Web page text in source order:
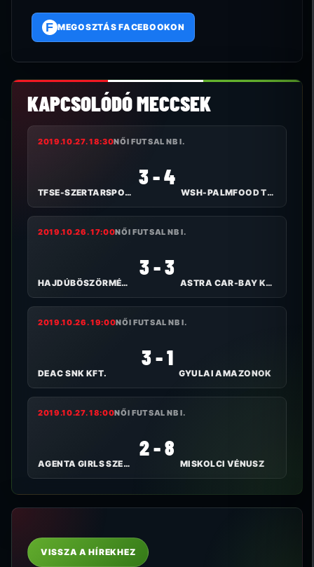
F MEGOSZTÁS FACEBOOKON
KAPCSOLÓDÓ MECCSEK
2019.10.27. 18:30NŐI FUTSAL NB I.
TFSE-SZERTARSPORT.HU
3 - 4
WSH-PALMFOOD TOLNA-MÖZS
2019.10.26. 17:00NŐI FUTSAL NB I.
HAJDÚBÖSZÖRMÉNYI TE
3 - 3
ASTRA CAR-BAY KKFHÁZA FC
2019.10.26. 19:00NŐI FUTSAL NB I.
DEAC SNK KFT.
3 - 1
GYULAI AMAZONOK
2019.10.27. 18:00NŐI FUTSAL NB I.
AGENTA GIRLS SZEKSZÁRD FC
2 - 8
MISKOLCI VÉNUSZ
VISSZA A HÍREKHEZ